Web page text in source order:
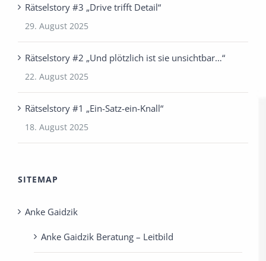
Rätselstory #3 „Drive trifft Detail“
29. August 2025
Rätselstory #2 „Und plötzlich ist sie unsichtbar…“
22. August 2025
Rätselstory #1 „Ein-Satz-ein-Knall“
18. August 2025
SITEMAP
Anke Gaidzik
Anke Gaidzik Beratung – Leitbild